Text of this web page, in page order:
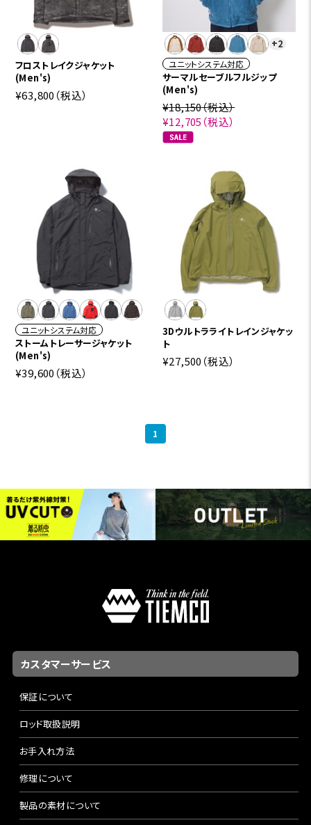
フロストレイクジャケット
(Men's)
¥63,800 （税込）
+2
ユニットシステム対応
サーマルセーブルフルジップ
(Men's)
¥18,150（税込）
¥12,705 （税込）
ユニットシステム対応
ストームトレーサージャケット
(Men's)
¥39,600 （税込）
3Dウルトラライトレインジャケッ
ト
¥27,500 （税込）
1
カスタマーサービス
保証について
ロッド取扱説明
お手入れ方法
修理について
製品の素材について